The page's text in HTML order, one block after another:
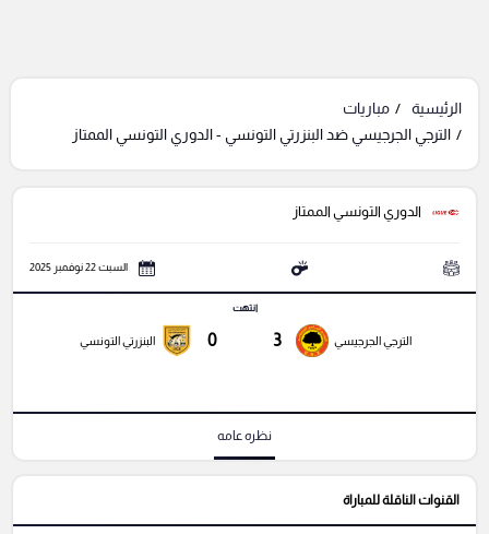
الرئيسية
مباريات
الترجي الجرجيسي ضد البنزرتي التونسي - الدوري التونسي الممتاز
الدوري التونسي الممتاز
السبت 22 نوفمبر 2025
الترجي الجرجيسي 3
انتهت
0 البنزرتي التونسي
نظره عامه
القنوات الناقلة للمباراة